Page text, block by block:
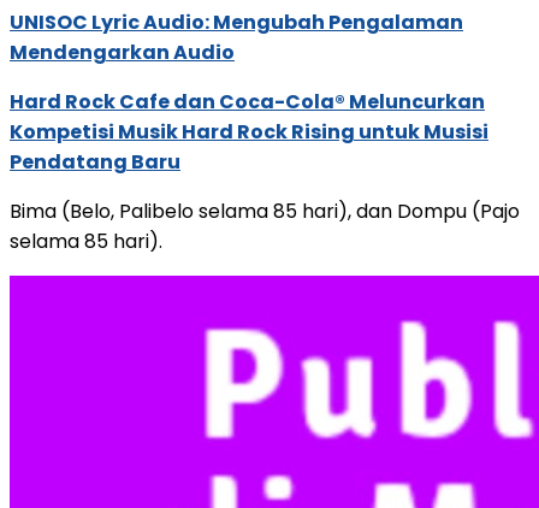
UNISOC Lyric Audio: Mengubah Pengalaman
Mendengarkan Audio
Hard Rock Cafe dan Coca-Cola® Meluncurkan
Kompetisi Musik Hard Rock Rising untuk Musisi
Pendatang Baru
Bima (Belo, Palibelo selama 85 hari), dan Dompu (Pajo
selama 85 hari).